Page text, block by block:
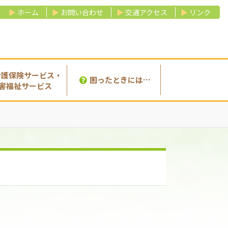
ホーム お問い合わせ 交通アクセス リンク
保険サービス・
福祉サービス
困ったときには…